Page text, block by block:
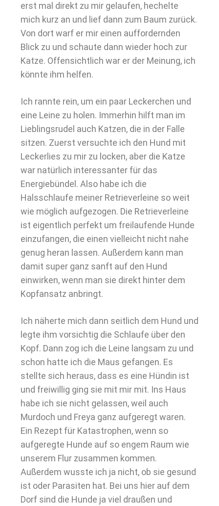
erst mal direkt zu mir gelaufen, hechelte
mich kurz an und lief dann zum Baum zurück.
Von dort warf er mir einen auffordernden
Blick zu und schaute dann wieder hoch zur
Katze. Offensichtlich war er der Meinung, ich
könnte ihm helfen.
Ich rannte rein, um ein paar Leckerchen und
eine Leine zu holen. Immerhin hilft man im
Lieblingsrudel auch Katzen, die in der Falle
sitzen. Zuerst versuchte ich den Hund mit
Leckerlies zu mir zu locken, aber die Katze
war natürlich interessanter für das
Energiebündel. Also habe ich die
Halsschlaufe meiner Retrieverleine so weit
wie möglich aufgezogen. Die Retrieverleine
ist eigentlich perfekt um freilaufende Hunde
einzufangen, die einen vielleicht nicht nahe
genug heran lassen. Außerdem kann man
damit super ganz sanft auf den Hund
einwirken, wenn man sie direkt hinter dem
Kopfansatz anbringt.
Ich näherte mich dann seitlich dem Hund und
legte ihm vorsichtig die Schlaufe über den
Kopf. Dann zog ich die Leine langsam zu und
schon hatte ich die Maus gefangen. Es
stellte sich heraus, dass es eine Hündin ist
und freiwillig ging sie mit mir mit. Ins Haus
habe ich sie nicht gelassen, weil auch
Murdoch und Freya ganz aufgeregt waren.
Ein Rezept für Katastrophen, wenn so
aufgeregte Hunde auf so engem Raum wie
unserem Flur zusammen kommen.
Außerdem wusste ich ja nicht, ob sie gesund
ist oder Parasiten hat. Bei uns hier auf dem
Dorf sind die Hunde ja viel draußen und